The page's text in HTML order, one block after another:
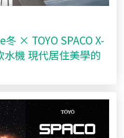
× TOYO SPACO X-
機 現代居住美學的